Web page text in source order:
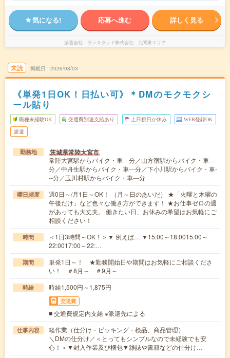
気になる! 応募へ進む 詳しく見る
派遣会社 ランスタッド株式会社 北関東エリア
未読 掲載日 2026/08/03
《単発1日OK！日払い可》＊DMのモクモクシ
ール貼り
職種未経験OK 交通費別途支給あり 土日祝日が休み WEB登録OK
派遣
勤務地 茨城県常陸大宮市
常陸大宮駅からバイク・車---分／山方宿駅からバイク・車---
分／中舟生駅からバイク・車---分／下小川駅からバイク・車-
--分／玉川村駅からバイク・車---分
曜日頻度
週0日～/月1日～OK！ （月～日のあいだ） ★「火曜と木曜の
午後だけ」など色々な働き方ができます！ ★お仕事ゼロの週
があっても大丈夫。 働きたい日、お休みの希望はお気軽にご
相談ください！
時間
＜1日3時間～OK！＞▼ 例えば… ▼15:00～18:0015:00～
22:0017:00～22:…
期間
単発1日～！ ★勤務開始日や期間はお気軽にご相談くださ
い！ ＃8月～ ＃9月～
時給 時給1,500円～1,875円
交通費
■ 交通費規定内支給 ※派遣先による
仕事内容
軽作業（仕分け・ピッキング・検品、商品管理）
＼DMの仕分け／＜とってもシンプルなので未経験でも安
心！＞▼封入作業及び梱包▼雑誌や書籍などの仕分け…